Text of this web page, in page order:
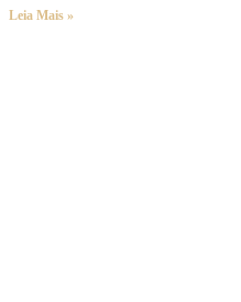
Leia Mais »